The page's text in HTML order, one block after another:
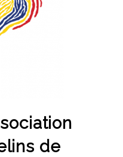
de